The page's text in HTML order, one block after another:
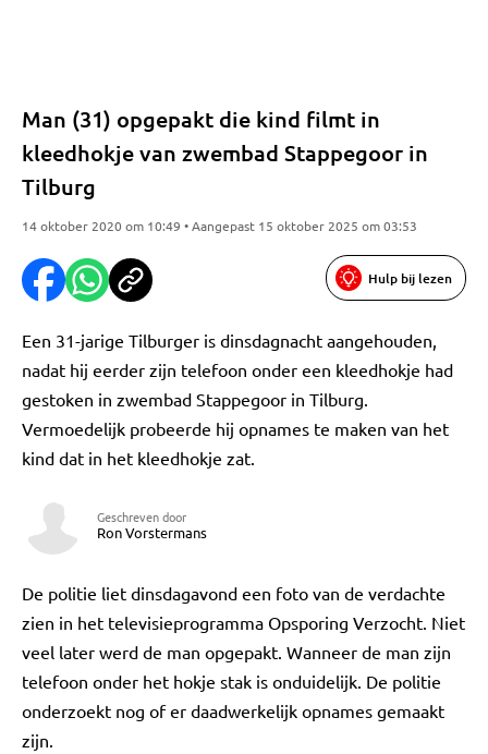
Man (31) opgepakt die kind filmt in
kleedhokje van zwembad Stappegoor in
Tilburg
14 oktober 2020 om 10:49 • Aangepast 15 oktober 2025 om 03:53
Hulp bij lezen
Een 31-jarige Tilburger is dinsdagnacht aangehouden,
nadat hij eerder zijn telefoon onder een kleedhokje had
gestoken in zwembad Stappegoor in Tilburg.
Vermoedelijk probeerde hij opnames te maken van het
kind dat in het kleedhokje zat.
Geschreven door
Ron Vorstermans
De politie liet dinsdagavond een foto van de verdachte
zien in het televisieprogramma Opsporing Verzocht. Niet
veel later werd de man opgepakt. Wanneer de man zijn
telefoon onder het hokje stak is onduidelijk. De politie
onderzoekt nog of er daadwerkelijk opnames gemaakt
zijn.